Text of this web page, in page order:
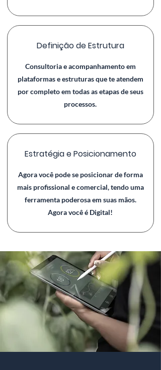
Definição de Estrutura
Consultoria e acompanhamento em
plataformas e estruturas que te atendem
por completo em todas as etapas de seus
processos.
Estratégia e Posicionamento
Agora você pode se posicionar de forma
mais profissional e comercial, tendo uma
ferramenta poderosa em suas mãos.
Agora você é Digital!